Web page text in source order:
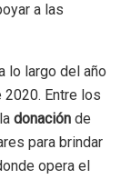
a las
lo largo del año
Entre los
donación de
para brindar
opera el